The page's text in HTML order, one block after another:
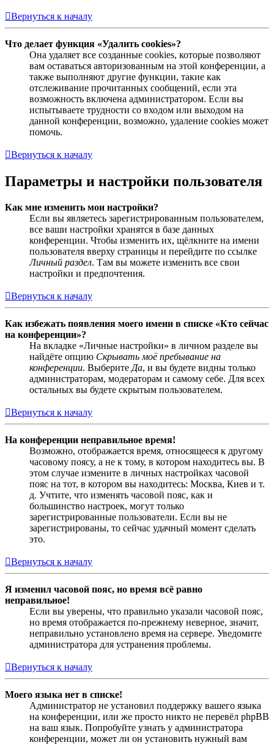
Вернуться к началу
Что делает функция «Удалить cookies»?
Она удаляет все созданные cookies, которые позволяют
вам оставаться авторизованным на этой конференции, а
также выполняют другие функции, такие как
отслеживание прочитанных сообщений, если эта
возможность включена администратором. Если вы
испытываете трудности со входом или выходом на
данной конференции, возможно, удаление cookies может
помочь.
Вернуться к началу
Параметры и настройки пользователя
Как мне изменить мои настройки?
Если вы являетесь зарегистрированным пользователем,
все ваши настройки хранятся в базе данных
конференции. Чтобы изменить их, щёлкните на имени
пользователя вверху страницы и перейдите по ссылке
Личный раздел. Там вы можете изменить все свои
настройки и предпочтения.
Вернуться к началу
Как избежать появления моего имени в списке «Кто сейчас
на конференции»?
На вкладке «Личные настройки» в личном разделе вы
найдёте опцию Скрывать моё пребывание на
конференции. Выберите Да, и вы будете видны только
администраторам, модераторам и самому себе. Для всех
остальных вы будете скрытым пользователем.
Вернуться к началу
На конференции неправильное время!
Возможно, отображается время, относящееся к другому
часовому поясу, а не к тому, в котором находитесь вы. В
этом случае измените в личных настройках часовой
пояс на тот, в котором вы находитесь: Москва, Киев и т.
д. Учтите, что изменять часовой пояс, как и
большинство настроек, могут только
зарегистрированные пользователи. Если вы не
зарегистрированы, то сейчас удачный момент сделать
это.
Вернуться к началу
Я изменил часовой пояс, но время всё равно
неправильное!
Если вы уверены, что правильно указали часовой пояс,
но время отображается по-прежнему неверное, значит,
неправильно установлено время на сервере. Уведомите
администратора для устранения проблемы.
Вернуться к началу
Моего языка нет в списке!
Администратор не установил поддержку вашего языка
на конференции, или же просто никто не перевёл phpBB
на ваш язык. Попробуйте узнать у администратора
конференции, может ли он установить нужный вам